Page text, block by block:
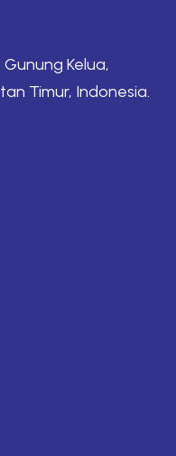
Kelua,
Timur, Indonesia.